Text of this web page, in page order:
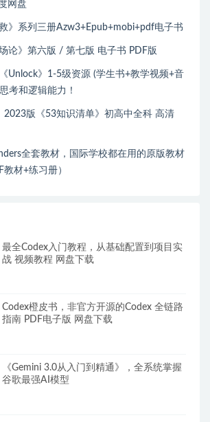
网盘
》系列三册Azw3+Epub+mobi+pdf电子书
论》第六版 / 第七版 电子书 PDF版
Unlock》1-5级资源 (学生书+教学视频+音
考和逻辑能力！
2023版《53知识清单》初高中全科 高清
全套教材，国际学校都在用的原版教材
教材+练习册）
最全Codex入门教程，从基础配置到项目实
战 视频教程 网盘下载
Codex橙皮书，非官方开源的Codex 全链路
指南 PDF电子版 网盘下载
《Gemini 3.0从入门到精通》，全系统掌握
谷歌最强AI模型